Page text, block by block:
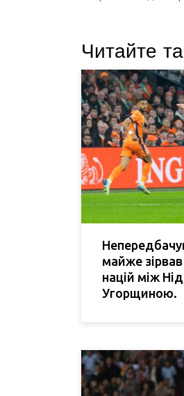
Читайте
майже
націй між
Угорщиною.